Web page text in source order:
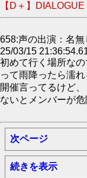
【D＋】DIALOGUE
658:声の出演：名無
25/03/15
初めて行く場所な
って雨降ったら濡れ
開催言ってるけど
ないとメンバーが危
次ページ
続きを表示